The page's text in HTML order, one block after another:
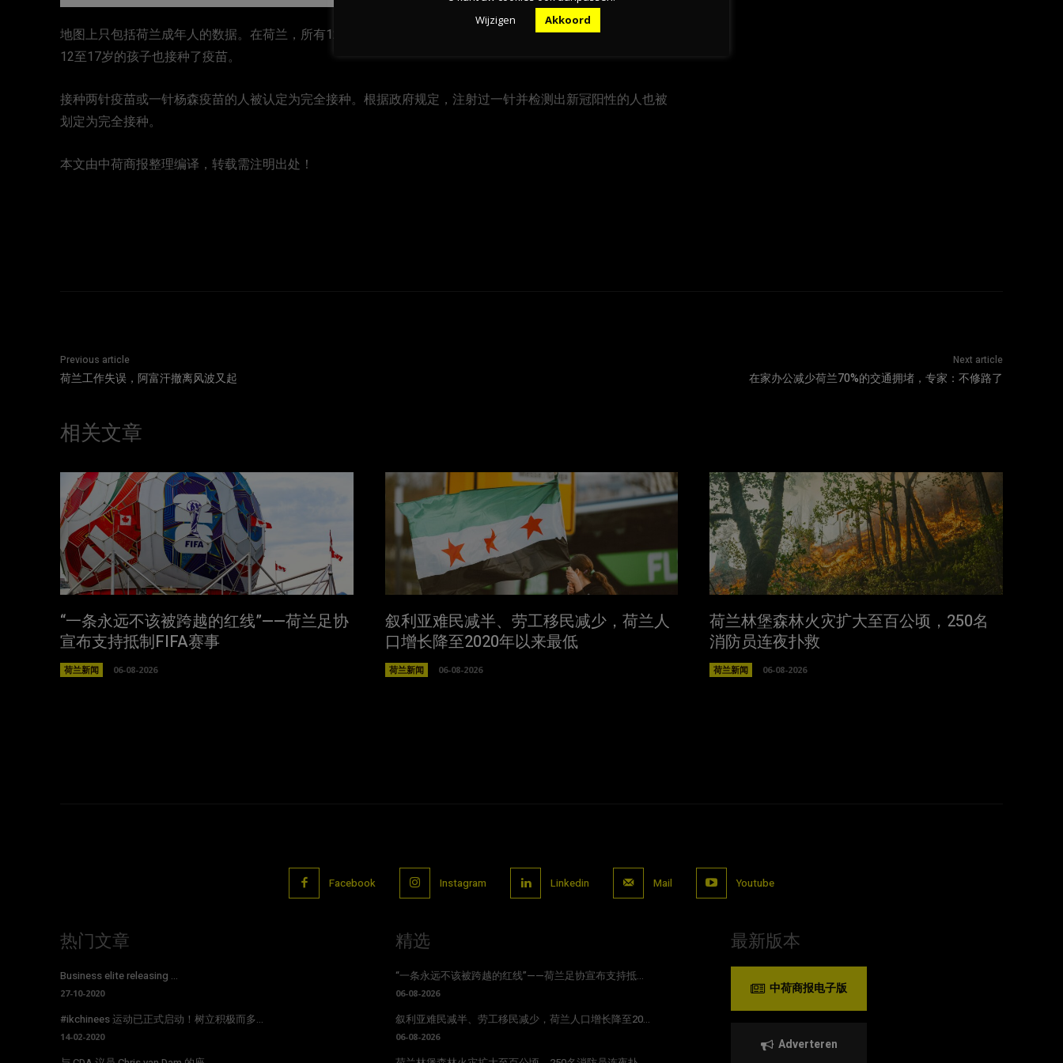
地图上只包括荷兰成年人的数据。在荷兰，所有12岁及以上的人都有资格注射新冠疫苗。同时，大约40%的
12至17岁的孩子也接种了疫苗。
接种两针疫苗或一针杨森疫苗的人被认定为完全接种。根据政府规定，注射过一针并检测出新冠阳性的人也被
划定为完全接种。
本文由中荷商报整理编译，转载需注明出处！
Previous article
荷兰工作失误，阿富汗撤离风波又起
Next article
在家办公减少荷兰70%的交通拥堵，专家：不修路了
相关文章
“一条永远不该被跨越的红线”——荷兰足协
宣布支持抵制FIFA赛事
荷兰新闻 06-08-2026
叙利亚难民减半、劳工移民减少，荷兰人
口增长降至2020年以来最低
荷兰新闻 06-08-2026
荷兰林堡森林火灾扩大至百公顷，250名
消防员连夜扑救
荷兰新闻 06-08-2026
Facebook Instagram Linkedin Mail Youtube
热门文章
Business elite releasing ...
27-10-2020
#ikchinees 运动已正式启动！树立积极而多...
14-02-2020
精选
“一条永远不该被跨越的红线”——荷兰足协宣布支持抵...
06-08-2026
叙利亚难民减半、劳工移民减少，荷兰人口增长降至20...
06-08-2026
最新版本
中荷商报电子版
Adverteren
Wijzigen
Akkoord